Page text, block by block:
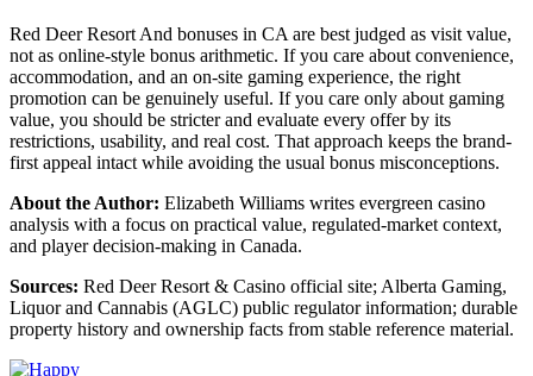
Red Deer Resort And bonuses in CA are best judged as visit value,
not as online-style bonus arithmetic. If you care about convenience,
accommodation, and an on-site gaming experience, the right
promotion can be genuinely useful. If you care only about gaming
value, you should be stricter and evaluate every offer by its
restrictions, usability, and real cost. That approach keeps the brand-
first appeal intact while avoiding the usual bonus misconceptions.
About the Author: Elizabeth Williams writes evergreen casino
analysis with a focus on practical value, regulated-market context,
and player decision-making in Canada.
Sources: Red Deer Resort & Casino official site; Alberta Gaming,
Liquor and Cannabis (AGLC) public regulator information; durable
property history and ownership facts from stable reference material.